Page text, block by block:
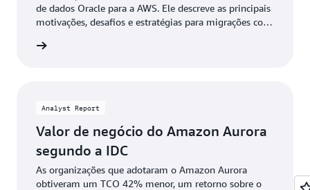
de dados Oracle para a AWS. Ele descreve as principais
motivações, desafios e estratégias para migrações com
licenciamento, oportunidades de modernização e
Analyst Report
Valor de negócio do Amazon Aurora
segundo a IDC
As organizações que adotaram o Amazon Aurora
obtiveram um TCO 42% menor, um retorno sobre o